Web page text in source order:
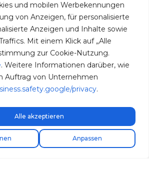
und mobilen Werbekennungen
von Anzeigen, für personalisierte
Anzeigen und Inhalte sowie
Mit einem Klick auf „Alle
zur Cookie-Nutzung.
. Weitere Informationen darüber, wie
Auftrag von Unternehmen
privacy.
Anpassen
Alle akzeptieren
Expressversand!